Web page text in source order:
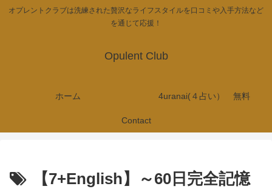
オプレントクラブは洗練された贅沢なライフスタイルを口コミや入手方法など
を通じて応援！
Opulent Club
ホーム 4uranai(４占い） 無料
Contact
【7+English】～60日完全記憶